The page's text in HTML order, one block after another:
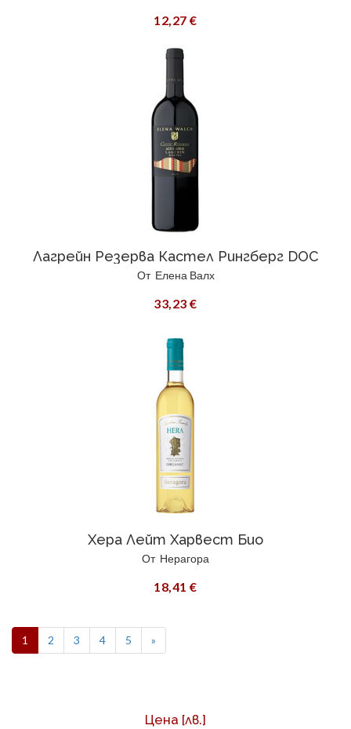
12,27 €
Лагрейн Резерва Кастел Рингберг DOC
От Елена Валх
33,23 €
Хера Лейт Харвест Био
От Нерагора
18,41 €
1 2 3 4 5 »
Цена [лв.]